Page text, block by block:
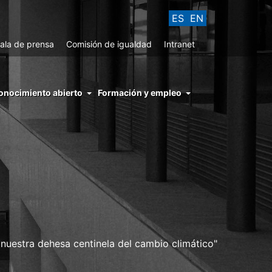
ES EN
de prensa Comisión de igualdad Intranet
abierto Formación y empleo
dehesa centinela del cambio climático"